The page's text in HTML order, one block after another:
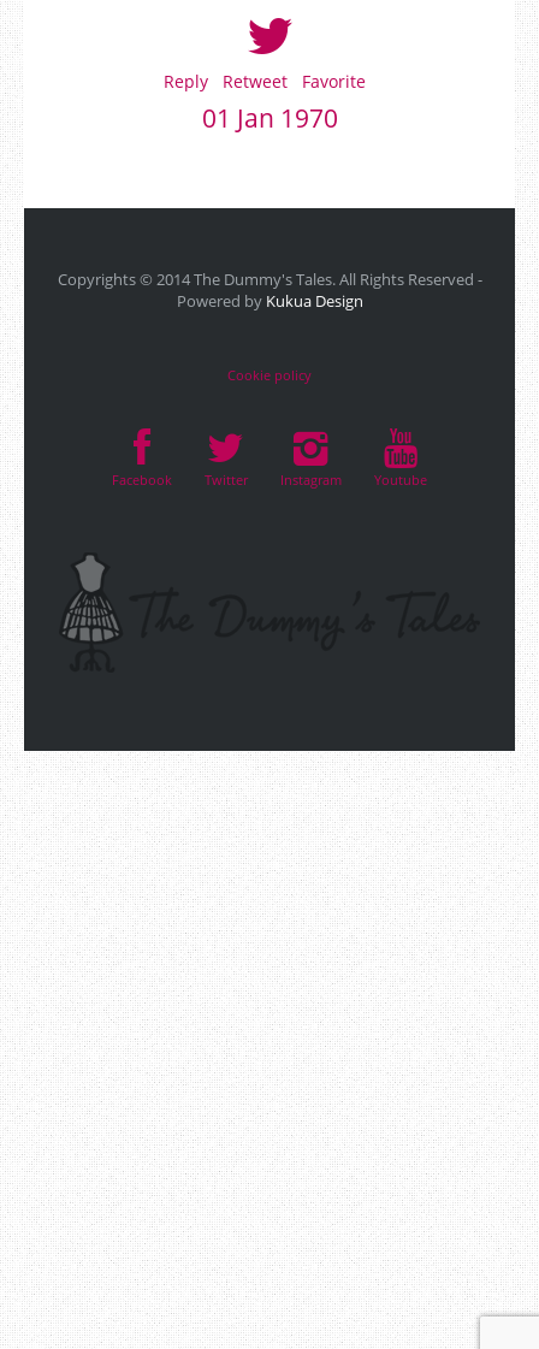
Reply Retweet Favorite
01 Jan 1970
Copyrights © 2014 The Dummy's Tales. All Rights Reserved -
Powered by Kukua Design
Cookie policy
Facebook Twitter Instagram Youtube